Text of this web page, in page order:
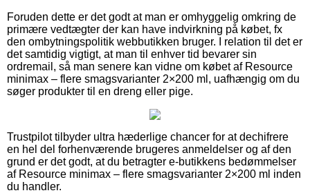
Foruden dette er det godt at man er omhyggelig omkring de
primære vedtægter der kan have indvirkning på købet, fx
den ombytningspolitik webbutikken bruger. I relation til det er
det samtidig vigtigt, at man til enhver tid bevarer sin
ordremail, så man senere kan vidne om købet af Resource
minimax – flere smagsvarianter 2×200 ml, uafhængig om du
søger produkter til en dreng eller pige.
Trustpilot tilbyder ultra hæderlige chancer for at dechifrere
en hel del forhenværende brugeres anmeldelser og af den
grund er det godt, at du betragter e-butikkens bedømmelser
af Resource minimax – flere smagsvarianter 2×200 ml inden
du handler.